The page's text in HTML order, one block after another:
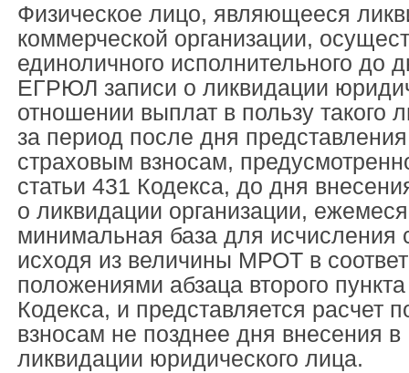
Физическое лицо, являющееся
коммерческой организации,
единоличного исполнительного до
ЕГРЮЛ записи о ликвидации
отношении выплат в пользу такого
за период после дня
страховым взносам,
статьи 431 Кодекса, до дня
о ликвидации организации,
минимальная база для исчисления
исходя из величины МРОТ в
положениями абзаца второго
Кодекса, и представляется расчет
взносам не позднее дня внесения
ликвидации юридического лица.